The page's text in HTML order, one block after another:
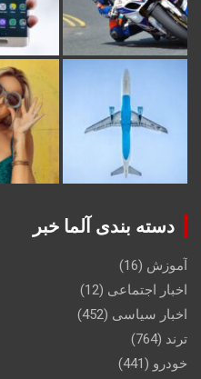
دسته بندی آلما خبر
آموزش (16)
اخبار اجتماعی (12)
اخبار سیاسی (452)
ترند (764)
خودرو (441)